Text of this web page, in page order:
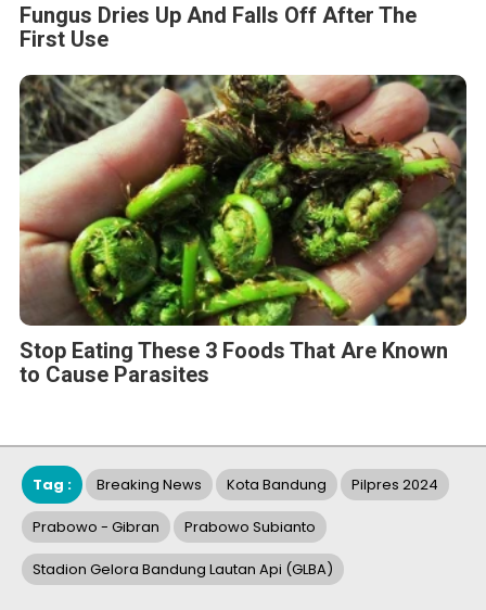
Fungus Dries Up And Falls Off After The
First Use
Stop Eating These 3 Foods That Are Known
to Cause Parasites
Tag : Breaking News Kota Bandung Pilpres 2024
Prabowo - Gibran Prabowo Subianto
Stadion Gelora Bandung Lautan Api (GLBA)